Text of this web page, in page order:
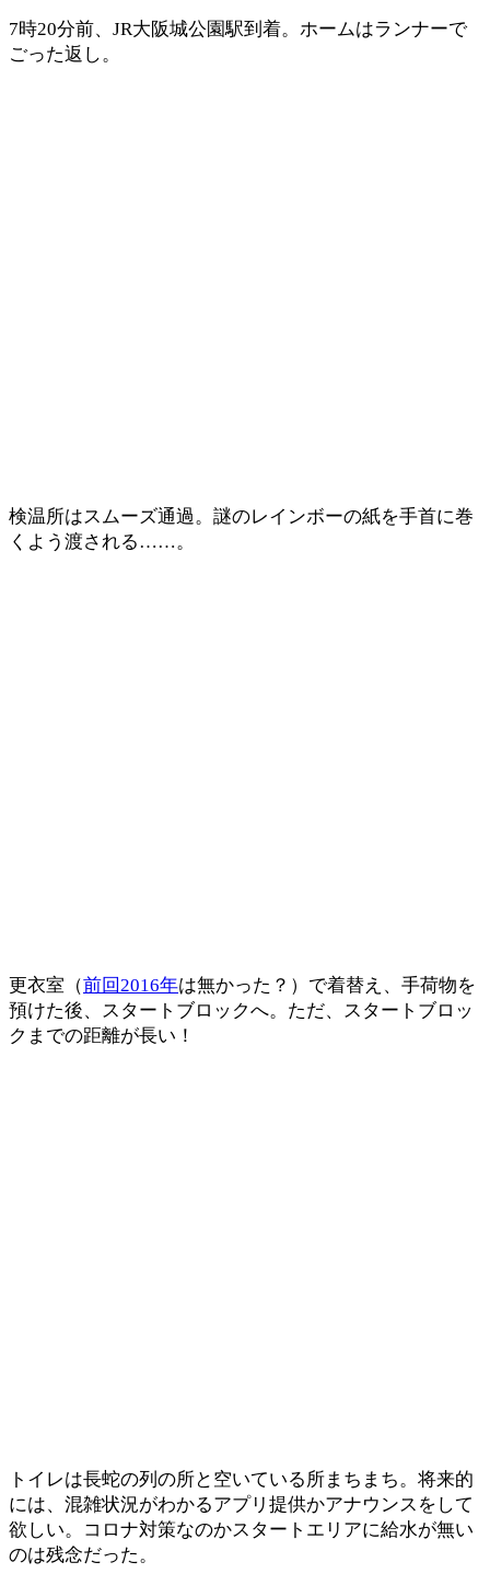
7時20分前、JR大阪城公園駅到着。ホームはランナーで
ごった返し。
検温所はスムーズ通過。謎のレインボーの紙を手首に巻
くよう渡される……。
更衣室（前回2016年は無かった？）で着替え、手荷物を
預けた後、スタートブロックへ。ただ、スタートブロッ
クまでの距離が長い！
トイレは長蛇の列の所と空いている所まちまち。将来的
には、混雑状況がわかるアプリ提供かアナウンスをして
欲しい。コロナ対策なのかスタートエリアに給水が無い
のは残念だった。